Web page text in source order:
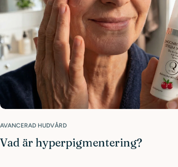
AVANCERAD HUDVÅRD
Vad är hyperpigmentering?